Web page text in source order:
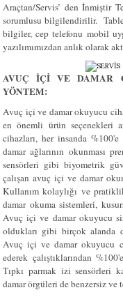
Araçtan/Servis’ den İnmiştir
sorumlusu bilgilendirilir.
bilgiler, cep telefonu mobil
yazılımımızdan anlık olarak
AVUÇ İÇİ VE DAMAR
YÖNTEM:
Avuç içi ve damar okuyucu
en önemli ürün seçenekleri
cihazları, her insanda
damar ağlarının okunması
sensörleri gibi biyometrik
çalışan avuç içi ve damar
Kullanım kolaylığı ve
damar okuma sistemleri,
Avuç içi ve damar okuyucu
oldukları gibi birçok alanda
Avuç içi ve damar okuyucu
ederek çalıştıklarından
Tıpkı parmak izi sensörleri
damar örgüleri de benzersiz ve